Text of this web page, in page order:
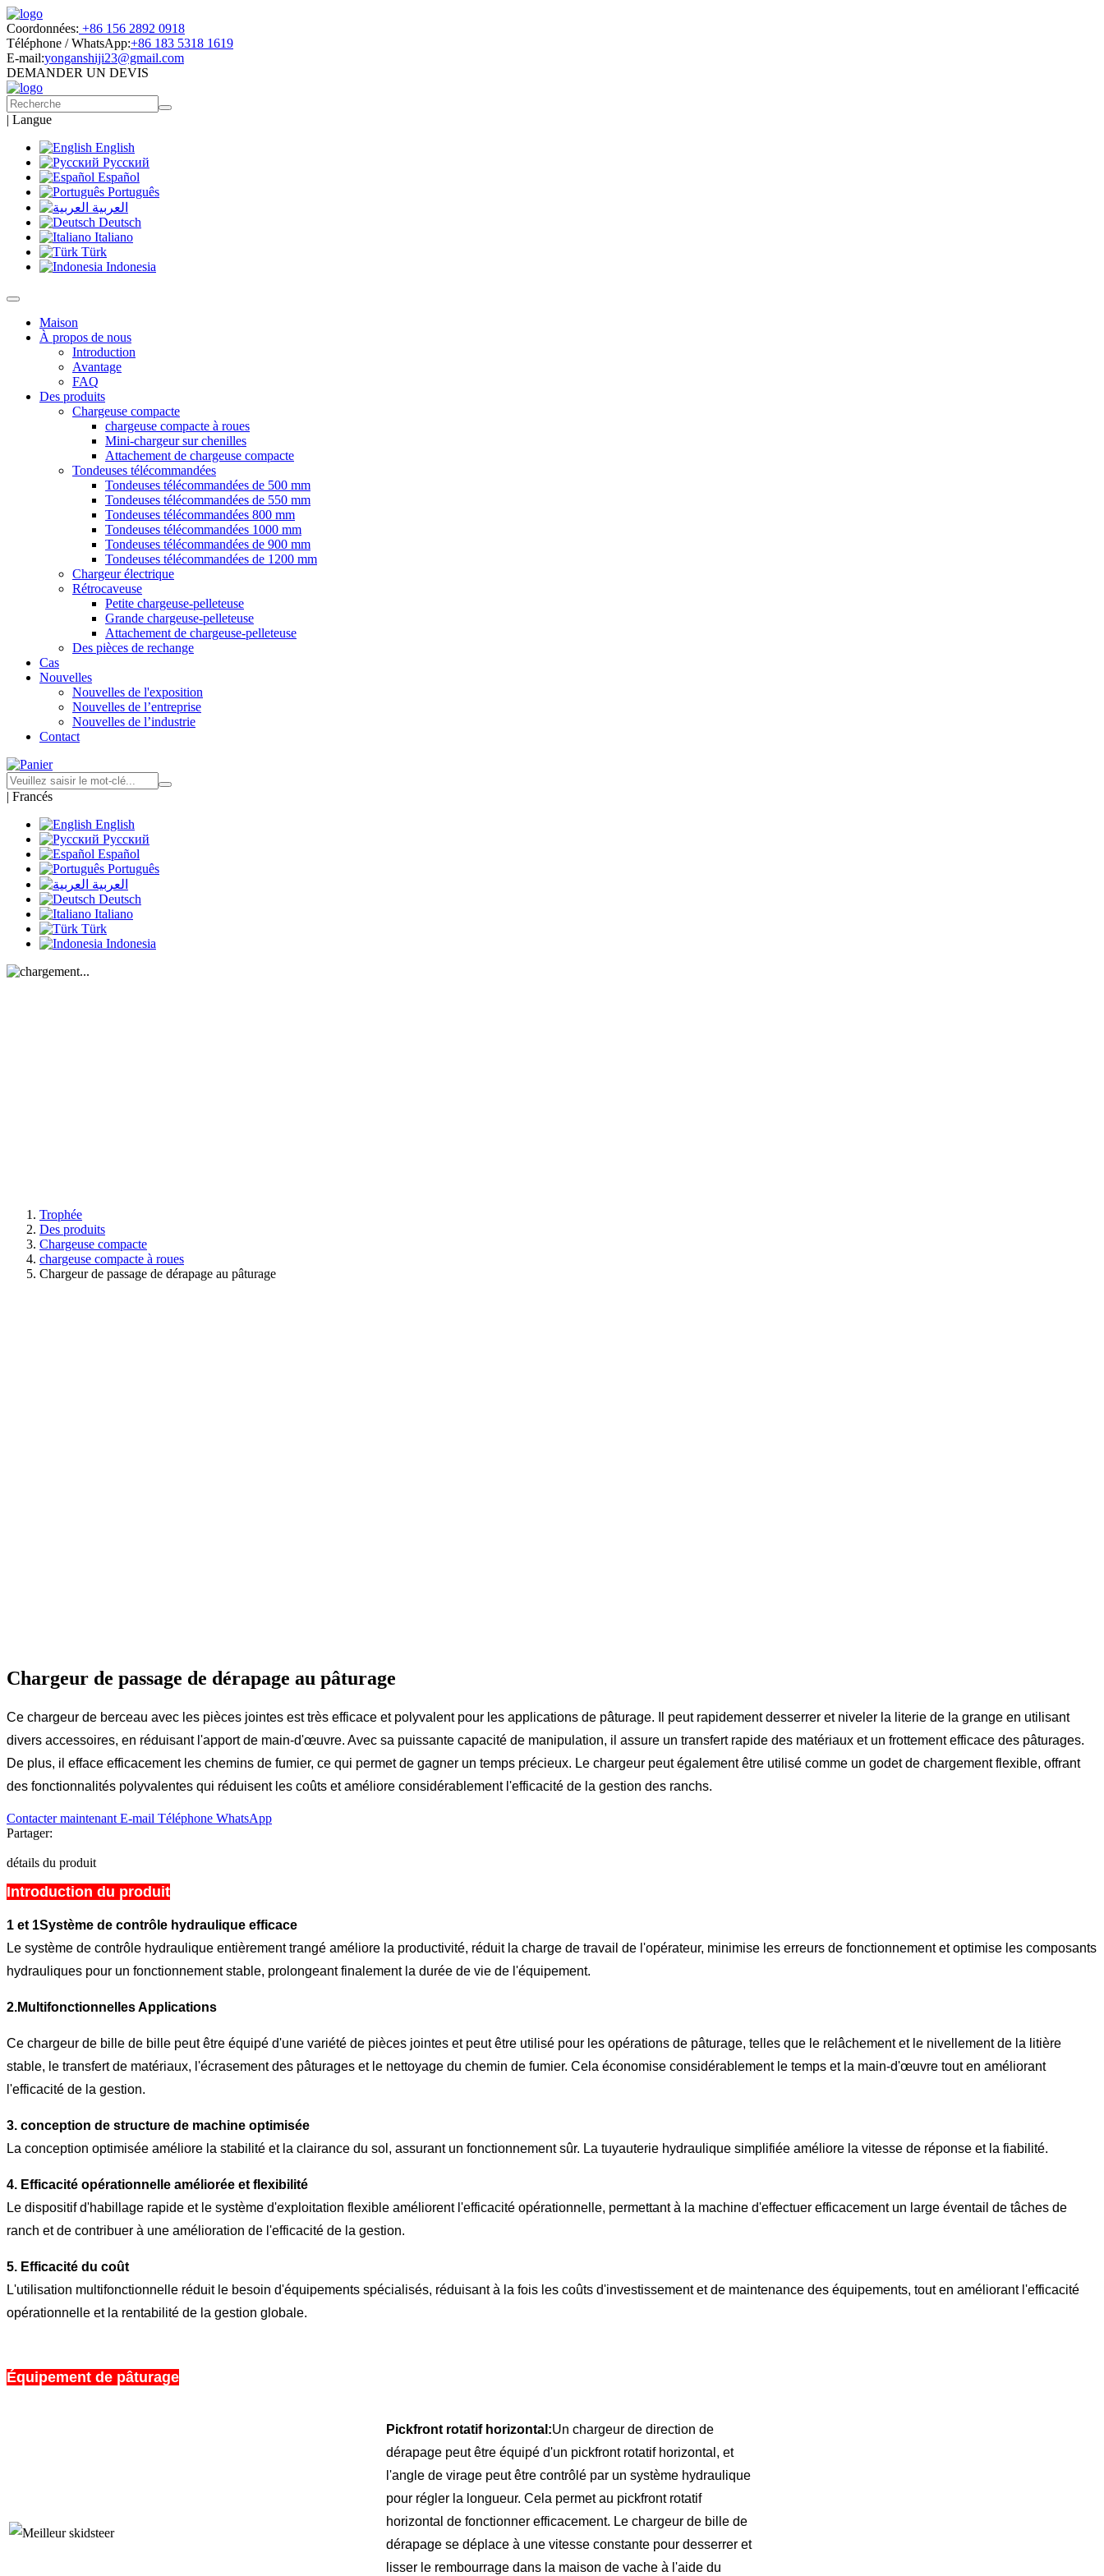
Coordonnées: +86 156 2892 0918
Téléphone / WhatsApp:+86 183 5318 1619
E-mail:yonganshiji23@gmail.com
DEMANDER UN DEVIS
| Langue
English
Русский
Español
Português
العربية
Deutsch
Italiano
Türk
Indonesia
Maison
À propos de nous
Introduction
Avantage
FAQ
Des produits
Chargeuse compacte
chargeuse compacte à roues
Mini-chargeur sur chenilles
Attachement de chargeuse compacte
Tondeuses télécommandées
Tondeuses télécommandées de 500 mm
Tondeuses télécommandées de 550 mm
Tondeuses télécommandées 800 mm
Tondeuses télécommandées 1000 mm
Tondeuses télécommandées de 900 mm
Tondeuses télécommandées de 1200 mm
Chargeur électrique
Rétrocaveuse
Petite chargeuse-pelleteuse
Grande chargeuse-pelleteuse
Attachement de chargeuse-pelleteuse
Des pièces de rechange
Cas
Nouvelles
Nouvelles de l'exposition
Nouvelles de l’entreprise
Nouvelles de l’industrie
Contact
| Francés
English
Русский
Español
Português
العربية
Deutsch
Italiano
Türk
Indonesia
Trophée
Des produits
Chargeuse compacte
chargeuse compacte à roues
Chargeur de passage de dérapage au pâturage
Chargeur de passage de dérapage au pâturage
Ce chargeur de berceau avec les pièces jointes est très efficace et polyvalent pour les applications de pâturage. Il peut rapidement desserrer et niveler la literie de la grange en utilisant
divers accessoires, en réduisant l'apport de main-d'œuvre. Avec sa puissante capacité de manipulation, il assure un transfert rapide des matériaux et un frottement efficace des pâturages.
De plus, il efface efficacement les chemins de fumier, ce qui permet de gagner un temps précieux. Le chargeur peut également être utilisé comme un godet de chargement flexible, offrant
des fonctionnalités polyvalentes qui réduisent les coûts et améliore considérablement l'efficacité de la gestion des ranchs.
Contacter maintenant E-mail Téléphone WhatsApp
Partager:
détails du produit
Introduction du produit
1 et 1Système de contrôle hydraulique efficace
Le système de contrôle hydraulique entièrement trangé améliore la productivité, réduit la charge de travail de l'opérateur, minimise les erreurs de fonctionnement et optimise les composants
hydrauliques pour un fonctionnement stable, prolongeant finalement la durée de vie de l'équipement.
2.Multifonctionnelles Applications
Ce chargeur de bille de bille peut être équipé d'une variété de pièces jointes et peut être utilisé pour les opérations de pâturage, telles que le relâchement et le nivellement de la litière
stable, le transfert de matériaux, l'écrasement des pâturages et le nettoyage du chemin de fumier. Cela économise considérablement le temps et la main-d'œuvre tout en améliorant
l'efficacité de la gestion.
3. conception de structure de machine optimisée
La conception optimisée améliore la stabilité et la clairance du sol, assurant un fonctionnement sûr. La tuyauterie hydraulique simplifiée améliore la vitesse de réponse et la fiabilité.
4. Efficacité opérationnelle améliorée et flexibilité
Le dispositif d'habillage rapide et le système d'exploitation flexible améliorent l'efficacité opérationnelle, permettant à la machine d'effectuer efficacement un large éventail de tâches de
ranch et de contribuer à une amélioration de l'efficacité de la gestion.
5. Efficacité du coût
L'utilisation multifonctionnelle réduit le besoin d'équipements spécialisés, réduisant à la fois les coûts d'investissement et de maintenance des équipements, tout en améliorant l'efficacité
opérationnelle et la rentabilité de la gestion globale.
Équipement de pâturage
Pickfront rotatif horizontal:Un chargeur de direction de
dérapage peut être équipé d'un pickfront rotatif horizontal, et
l'angle de virage peut être contrôlé par un système hydraulique
pour régler la longueur. Cela permet au pickfront rotatif
horizontal de fonctionner efficacement. Le chargeur de bille de
dérapage se déplace à une vitesse constante pour desserrer et
lisser le rembourrage dans la maison de vache à l'aide du